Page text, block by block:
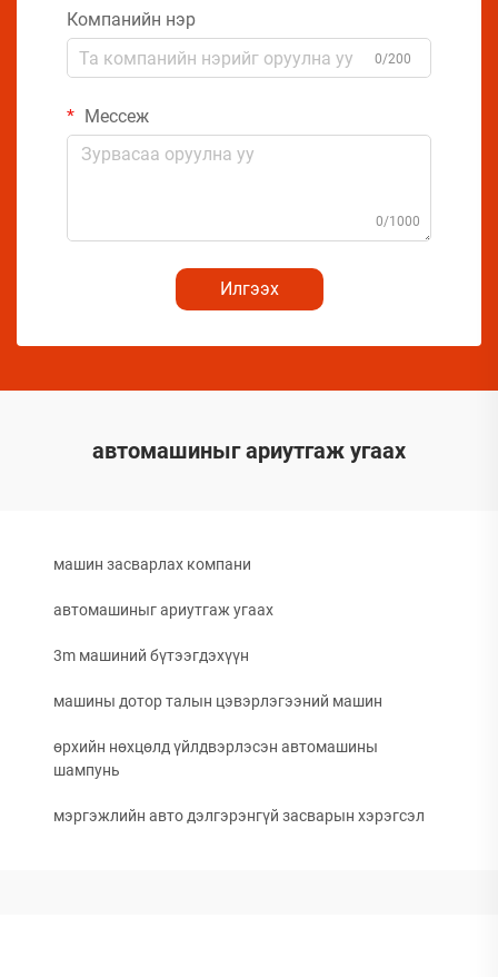
Компанийн нэр
0/200
Мессеж
0/1000
Илгээх
автомашиныг ариутгаж угаах
машин засварлах компани
автомашиныг ариутгаж угаах
3m машиний бүтээгдэхүүн
машины дотор талын цэвэрлэгээний машин
өрхийн нөхцөлд үйлдвэрлэсэн автомашины
шампунь
мэргэжлийн авто дэлгэрэнгүй засварын хэрэгсэл